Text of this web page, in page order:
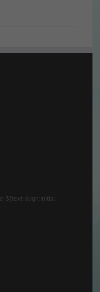
3{text-align:initial